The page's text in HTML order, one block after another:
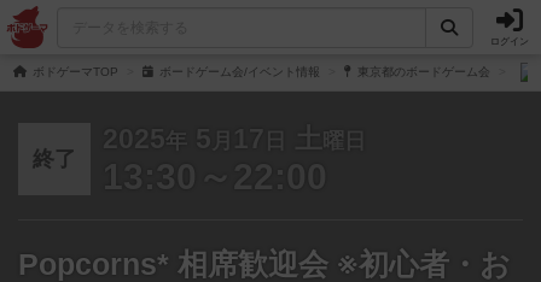
ログイン
ボドゲーマTOP ボードゲーム会/イベント情報 東京都のボードゲーム会
終了
2025 年 5 月 17 日 土 曜日
13:30～22:00
Popcorns* 相席歓迎会 ※初心者・お